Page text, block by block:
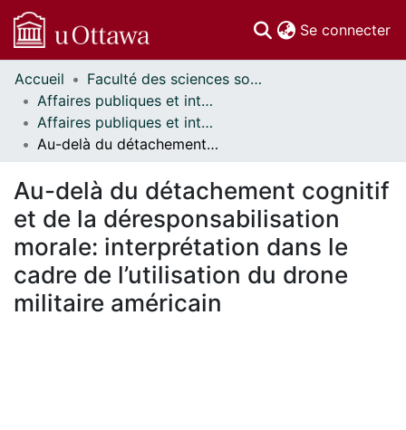
Se connecter
Communautés
et collections
Parcourir
Statistiques
À propos
Accueil
Faculté des sciences sociales // Faculty of Social Sciences
Affaires publiques et internationales // Public and International Affairs
Affaires publiques et internationales - Mémoires // Public and International Affairs - Research Papers
Au-delà du détachement cognitif et de la déresponsabilisation morale: interprétation dans le cadre de l’utilisation du drone militaire américain
Au-delà du détachement cognitif
et de la déresponsabilisation
morale: interprétation dans le
cadre de l’utilisation du drone
militaire américain